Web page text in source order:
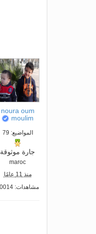
noura oum
moulim
المواضيع: 79
جارة موثوقة
maroc
منذ 11 عامًا
مشاهدات: 10014